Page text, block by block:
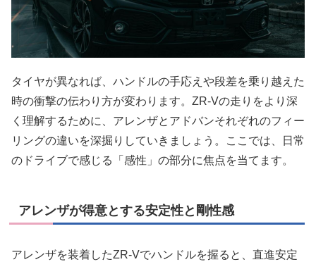
タイヤが異なれば、ハンドルの手応えや段差を乗り越えた
時の衝撃の伝わり方が変わります。ZR-Vの走りをより深
く理解するために、アレンザとアドバンそれぞれのフィー
リングの違いを深掘りしていきましょう。ここでは、日常
のドライブで感じる「感性」の部分に焦点を当てます。
アレンザが得意とする安定性と剛性感
アレンザを装着したZR-Vでハンドルを握ると、直進安定